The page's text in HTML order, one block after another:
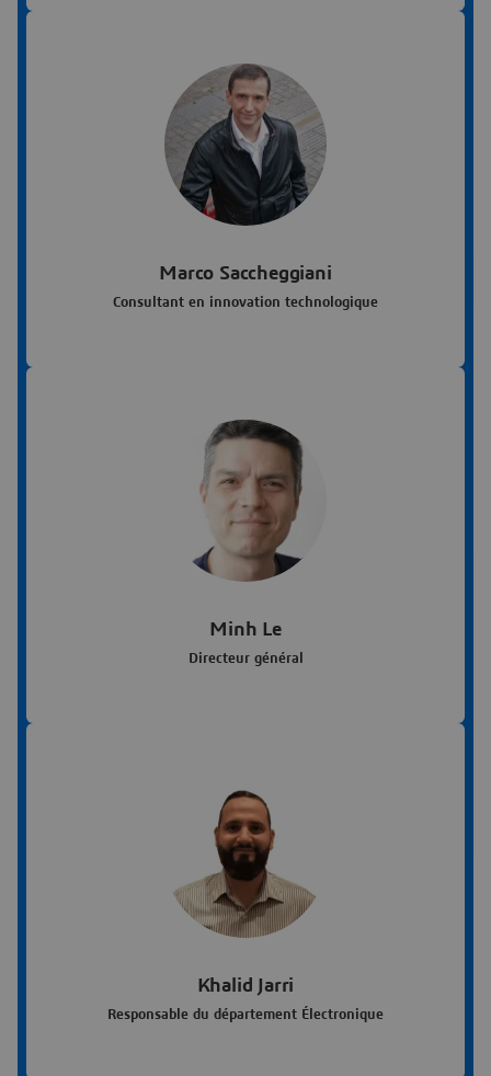
Marco Saccheggiani
Consultant en innovation technologique
Minh Le
Directeur général
Khalid Jarri
Responsable du département Électronique